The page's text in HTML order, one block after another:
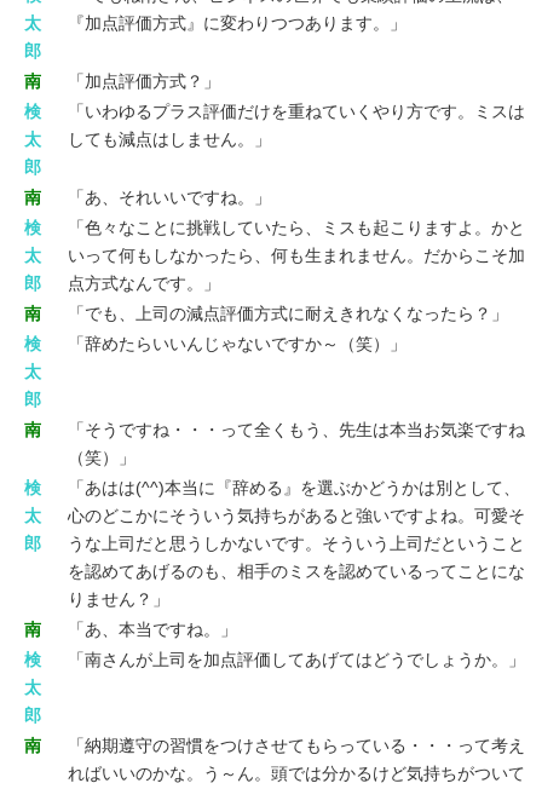
太
郎
『加点評価方式』に変わりつつあります。」
南
「加点評価方式？」
検
太
郎
「いわゆるプラス評価だけを重ねていくやり方です。ミスは
しても減点はしません。」
南
「あ、それいいですね。」
検
太
郎
「色々なことに挑戦していたら、ミスも起こりますよ。かと
いって何もしなかったら、何も生まれません。だからこそ加
点方式なんです。」
南
「でも、上司の減点評価方式に耐えきれなくなったら？」
検
太
郎
「辞めたらいいんじゃないですか～（笑）」
南
「そうですね・・・って全くもう、先生は本当お気楽ですね
（笑）」
検
太
郎
「あはは(^^)本当に『辞める』を選ぶかどうかは別として、
心のどこかにそういう気持ちがあると強いですよね。可愛そ
うな上司だと思うしかないです。そういう上司だということ
を認めてあげるのも、相手のミスを認めているってことにな
りません？」
南
「あ、本当ですね。」
検
太
郎
「南さんが上司を加点評価してあげてはどうでしょうか。」
南
「納期遵守の習慣をつけさせてもらっている・・・って考え
ればいいのかな。う～ん。頭では分かるけど気持ちがついて